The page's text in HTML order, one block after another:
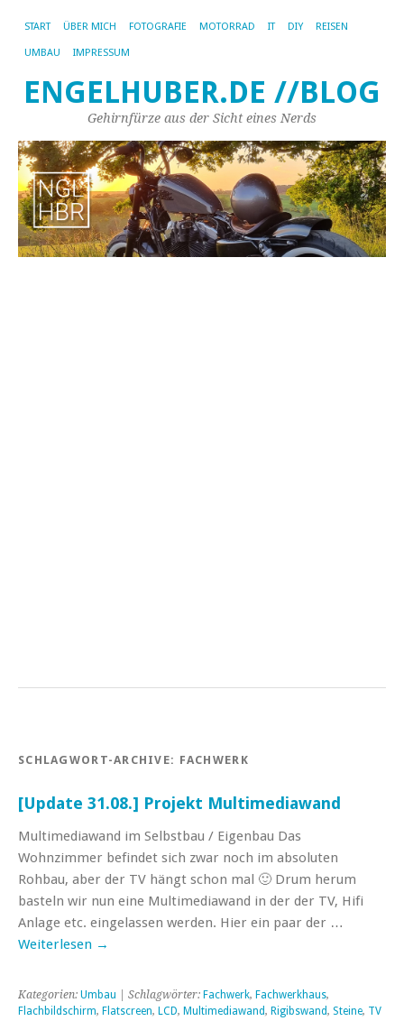
START ÜBER MICH FOTOGRAFIE MOTORRAD IT DIY REISEN
UMBAU IMPRESSUM
ENGELHUBER.DE //BLOG
Gehirnfürze aus der Sicht eines Nerds
SCHLAGWORT-ARCHIVE: FACHWERK
[Update 31.08.] Projekt Multimediawand
Multimediawand im Selbstbau / Eigenbau Das
Wohnzimmer befindet sich zwar noch im absoluten
Rohbau, aber der TV hängt schon mal 🙂 Drum herum
basteln wir nun eine Multimediawand in der der TV, Hifi
Anlage etc. eingelassen werden. Hier ein paar der …
Weiterlesen →
Kategorien: Umbau | Schlagwörter: Fachwerk, Fachwerkhaus,
Flachbildschirm, Flatscreen, LCD, Multimediawand, Rigibswand, Steine, TV